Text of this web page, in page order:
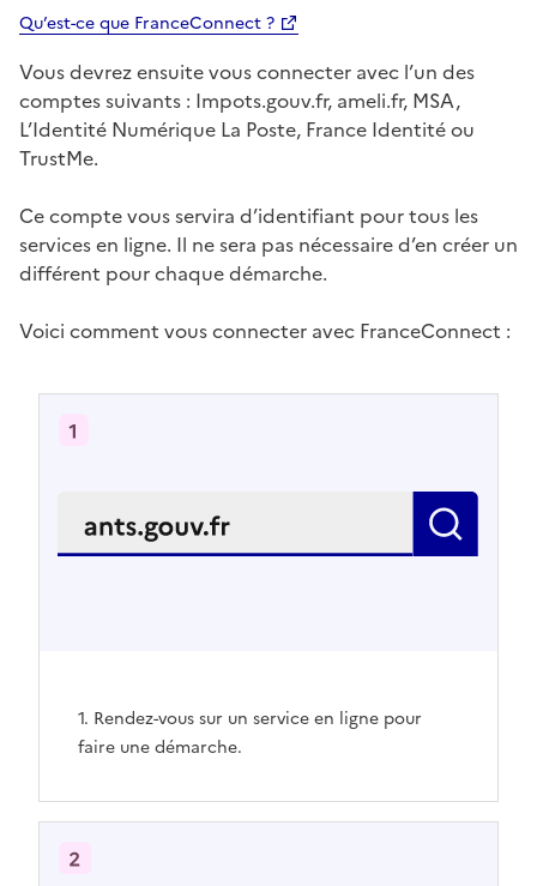
Qu’est-ce que FranceConnect ?
Vous devrez ensuite vous connecter avec l’un des
comptes suivants : Impots.gouv.fr, ameli.fr, MSA,
L’Identité Numérique La Poste, France Identité ou
TrustMe.
Ce compte vous servira d’identifiant pour tous les
services en ligne. Il ne sera pas nécessaire d’en créer un
différent pour chaque démarche.
Voici comment vous connecter avec FranceConnect :
1. Rendez-vous sur un service en ligne pour
faire une démarche.